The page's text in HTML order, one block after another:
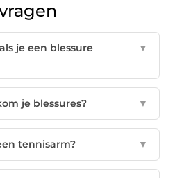
je een blessure
▼
je blessures? ▼
tennisarm? ▼